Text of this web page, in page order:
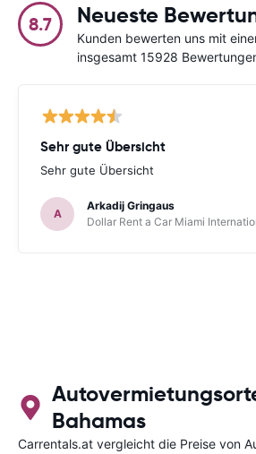
8.7 Neueste
Kunden bewerten uns mit
insgesamt 15928
Sehr gute Übersicht
Sehr gute Übersicht
A
Arkadij Gringaus
Dollar Rent a Car Miami
Bahamas
Carrentals.at vergleicht die Preise von